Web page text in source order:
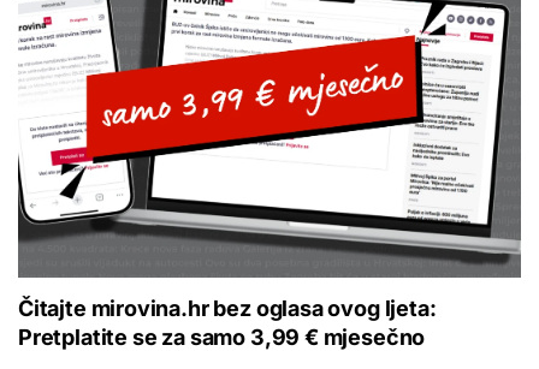
Čitajte mirovina.hr bez oglasa ovog ljeta:
Pretplatite se za samo 3,99 € mjesečno